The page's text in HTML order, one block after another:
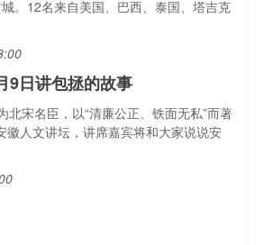
。12名来自美国、巴西、泰国、塔吉克
9日讲包拯的故事
北宋名臣，以“清廉公正、铁面无私”而著
徽人文讲坛，讲席嘉宾将和大家说说安